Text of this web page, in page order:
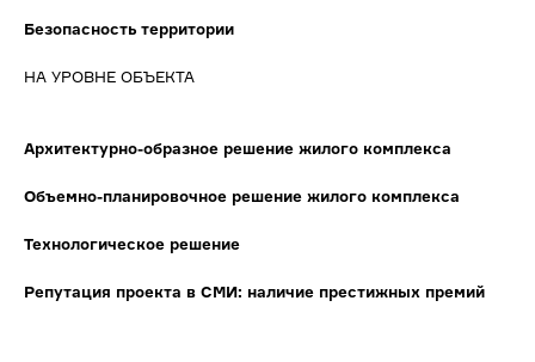
Безопасность территории
НА УРОВНЕ ОБЪЕКТА
Архитектурно-образное решение жилого комплекса
Объемно-планировочное решение жилого комплекса
Технологическое решение
Репутация проекта в СМИ: наличие престижных премий